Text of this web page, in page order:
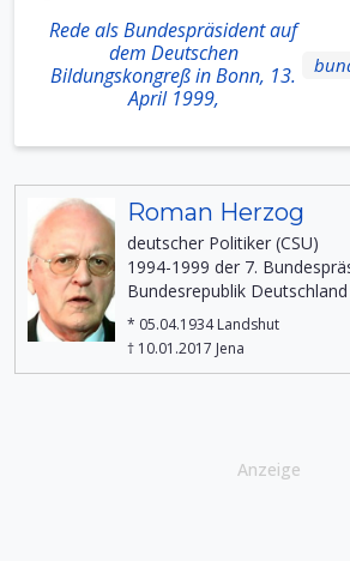
Rede als Bundespräsident auf
dem Deutschen
Bildungskongreß in Bonn, 13.
April 1999,
Roman Herzog
deutscher Politiker (CSU)
1994-1999 der 7.
Bundesrepublik Deutschland
* 05.04.1934 Landshut
† 10.01.2017 Jena
Anzeige